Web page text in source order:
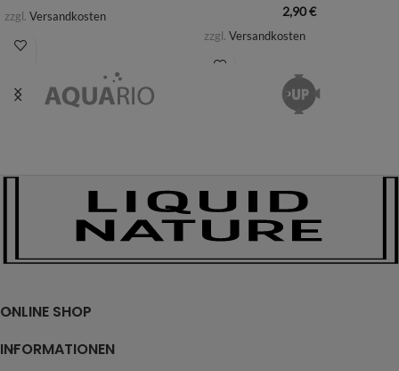
zzgl. Versandkosten 2,90€
zzgl. Versandkosten
ONLINE SHOP
INFORMATIONEN